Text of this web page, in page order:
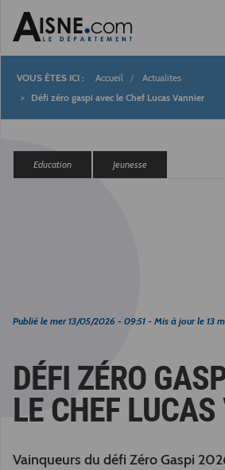
Fil
Accueil
Actualites
Défi zéro gaspi avec le Chef Lucas Vannier
Education Jeunesse
Publié le mer 13/05/2026 - 09:51 - Mis à jour le 13
DÉFI ZÉRO
LE CHEF
Vainqueurs du défi Zéro Gaspi